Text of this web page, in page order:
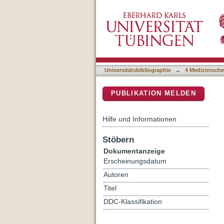
The Utility of Lung
Congenital Heart Surgery
Universitätsbibliographie → 4
PUBLIKATION MELDEN
Hilfe und Informationen
Stöbern
Dokumentanzeige
Erscheinungsdatum
Autoren
Titel
DDC-Klassifikation